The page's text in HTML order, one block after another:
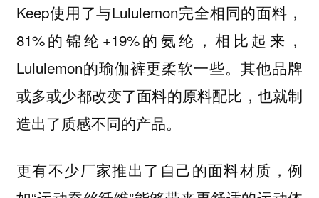
Keep使用了与Lululemon完全相同的面料，
81%的锦纶+19%的氨纶，相比起来，
Lululemon的瑜伽裤更柔软一些。其他品牌
或多或少都改变了面料的原料配比，也就制
造出了质感不同的产品。
更有不少厂家推出了自己的面料材质，例